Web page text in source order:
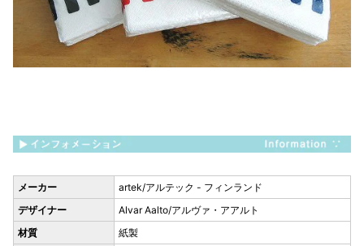
メーカー
artek/アルテック - フィンランド
デザイナー
Alvar Aalto/アルヴァ・アアルト
材質
紙製